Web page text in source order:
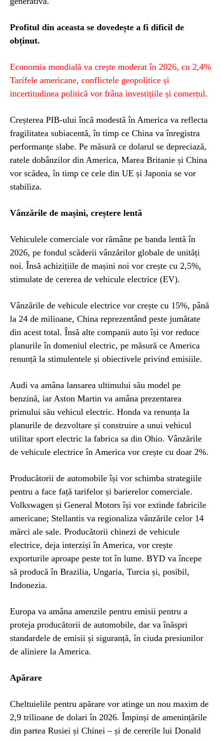
Profitul din aceasta se dovedește a fi dificil de
obținut.
Economia mondială va crește moderat în 2026, cu 2,4%
Tarifele americane, conflictele geopolitice și
incertitudinea politică vor frâna investițiile și comerțul.
Creșterea PIB-ului încă modestă în America va reflecta
fragilitatea subiacentă, în timp ce China va înregistra
performanțe slabe. Pe măsură ce dolarul se depreciază,
ratele dobânzilor din America, Marea Britanie și China
vor scădea, în timp ce cele din UE și Japonia se vor
stabiliza.
Vânzările de mașini, creștere lentă
Vehiculele comerciale vor rămâne pe banda lentă în
2026, pe fondul scăderii vânzărilor globale de unități
noi. Însă achizițiile de mașini noi vor crește cu 2,5%,
stimulate de cererea de vehicule electrice (EV).
Vânzările de vehicule electrice vor crește cu 15%, până
la 24 de milioane, China reprezentând peste jumătate
din acest total. Însă alte companii auto își vor reduce
planurile în domeniul electric, pe măsură ce America
renunță la stimulentele și obiectivele privind emisiile.
Audi va amâna lansarea ultimului său model pe
benzină, iar Aston Martin va amâna prezentarea
primului său vehicul electric. Honda va renunța la
planurile de dezvoltare și construire a unui vehicul
utilitar sport electric la fabrica sa din Ohio. Vânzările
de vehicule electrice în America vor crește cu doar 2%.
Producătorii de automobile își vor schimba strategiile
pentru a face față tarifelor și barierelor comerciale.
Volkswagen și General Motors își vor extinde fabricile
americane; Stellantis va regionaliza vânzările celor 14
mărci ale sale. Producătorii chinezi de vehicule
electrice, deja interziși în America, vor crește
exporturile aproape peste tot în lume. BYD va începe
să producă în Brazilia, Ungaria, Turcia și, posibil,
Indonezia.
Europa va amâna amenzile pentru emisii pentru a
proteja producătorii de automobile, dar va înăspri
standardele de emisii și siguranță, în ciuda presiunilor
de aliniere la America.
Apărare
Cheltuielile pentru apărare vor atinge un nou maxim de
2,9 trilioane de dolari în 2026. Împinși de amenințările
din partea Rusiei și Chinei – și de cererile lui Donald